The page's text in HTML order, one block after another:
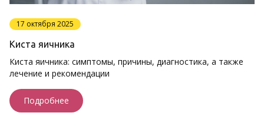
17 октября 2025
Киста яичника
Киста яичника: симптомы, причины, диагностика, а также
лечение и рекомендации
Подробнее